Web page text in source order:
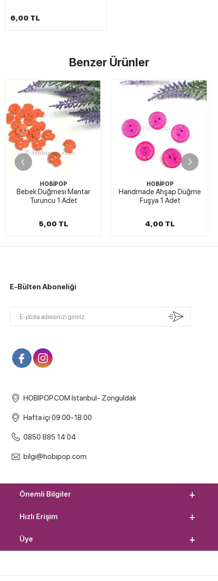
6,00 TL
Benzer Ürünler
HOBİPOP
Bebek Düğmesi Mantar
Turuncu 1 Adet
5,00 TL
HOBİPOP
Handmade Ahşap Düğme
Fuşya 1 Adet
4,00 TL
E-Bülten Aboneliği
HOBİPOP.COM İstanbul- Zonguldak
Hafta içi 09:00-18.00
0850 885 14 04
bilgi@hobipop.com
Önemli Bilgiler
Hızlı Erişim
Üye